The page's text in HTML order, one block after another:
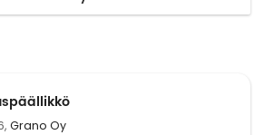
Grano Oy